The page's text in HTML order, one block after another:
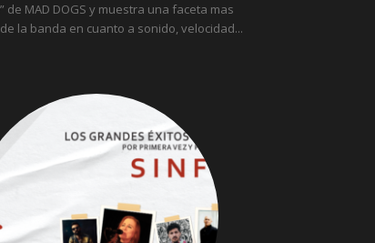
de MAD DOGS y muestra una faceta mas
la banda en cuanto a sonido, velocidad...